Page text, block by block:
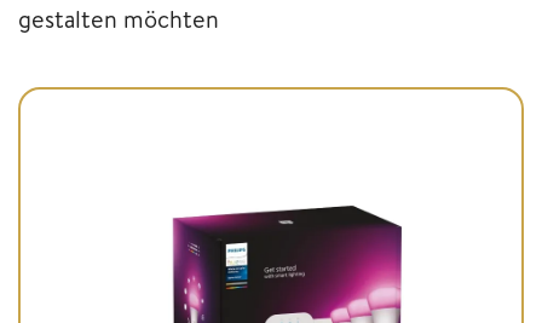
gestalten möchten